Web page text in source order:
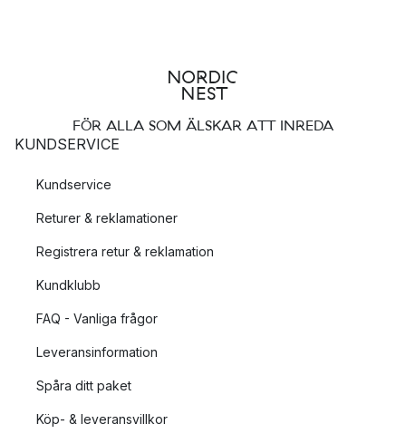
FÖR ALLA SOM ÄLSKAR ATT INREDA
KUNDSERVICE
Kundservice
Returer & reklamationer
Registrera retur & reklamation
Kundklubb
FAQ - Vanliga frågor
Leveransinformation
Spåra ditt paket
Köp- & leveransvillkor